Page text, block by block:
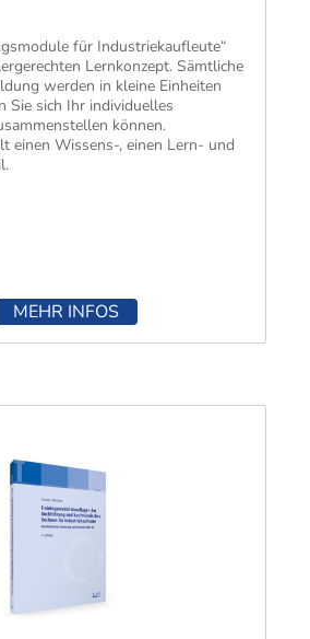
für Industriekaufleute“
Lernkonzept. Sämtliche
werden in kleine Einheiten
Sie sich Ihr individuelles
können.
einen Wissens-, einen Lern- und
MEHR INFOS